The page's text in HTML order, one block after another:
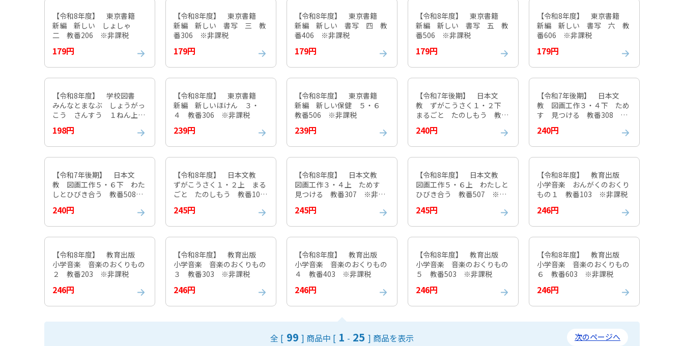
【令和8年度】 東京書籍
新編 新しい しょしゃ
二 教番206 ※非課税
179円
【令和8年度】 東京書籍
新編 新しい 書写 三 教
番306 ※非課税
179円
【令和8年度】 東京書籍
新編 新しい 書写 四 教
番406 ※非課税
179円
【令和8年度】 東京書籍
新編 新しい 書写 五 教
番506 ※非課税
179円
【令和8年度】 東京書籍
新編 新しい 書写 六 教
番606 ※非課税
179円
【令和8年度】 学校図書
みんなとまなぶ しょうがっ
こう さんすう １ねん上
198円
【令和8年度】 東京書籍
新編 新しいほけん ３・
４ 教番306 ※非課税
239円
【令和8年度】 東京書籍
新編 新しい保健 ５・６
教番506 ※非課税
239円
【令和7年後期】 日本文
教 ずがこうさく１・２下
まるごと たのしもう 教番
240円
【令和7年後期】 日本文
教 図画工作３・４下 ため
す 見つける 教番308 ※
240円
【令和7年後期】 日本文
教 図画工作５・６下 わた
しとひびき合う 教番508
240円
【令和8年度】 日本文教
ずがこうさく１・２上 まる
ごと たのしもう 教番107
245円
【令和8年度】 日本文教
図画工作３・４上 ためす
見つける 教番307 ※非課
245円
【令和8年度】 日本文教
図画工作５・６上 わたしと
ひびき合う 教番507 ※非
245円
【令和8年度】 教育出版
小学音楽 おんがくのおくり
もの１ 教番103 ※非課税
246円
【令和8年度】 教育出版
小学音楽 音楽のおくりもの
２ 教番203 ※非課税
246円
【令和8年度】 教育出版
小学音楽 音楽のおくりもの
３ 教番303 ※非課税
246円
【令和8年度】 教育出版
小学音楽 音楽のおくりもの
４ 教番403 ※非課税
246円
【令和8年度】 教育出版
小学音楽 音楽のおくりもの
５ 教番503 ※非課税
246円
【令和8年度】 教育出版
小学音楽 音楽のおくりもの
６ 教番603 ※非課税
246円
全 [ 99 ] 商品中 [ 1 - 25 ] 商品を表示 次のページへ